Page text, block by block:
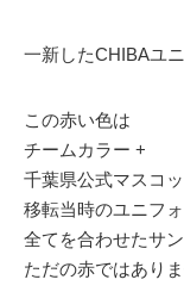
一新したCHIBAユ
この赤い色は
チームカラー +
千葉県公式マスコ
移転当時のユニフ
全てを合わせたサ
ただの赤ではありま